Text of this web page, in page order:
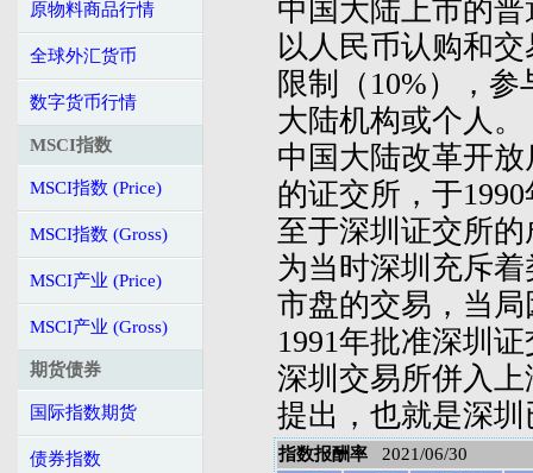
原物料商品行情
全球外汇货币
数字货币行情
MSCI指数
MSCI指数 (Price)
MSCI指数 (Gross)
MSCI产业 (Price)
MSCI产业 (Gross)
期货债券
国际指数期货
债券指数
中国大陆上市的
以人民币认购和
限制（10%），
大陆机构或个人
中国大陆改革开
的证交所，于
至于深圳证交所
为当时深圳充斥
市盘的交易，当
1991年批准深圳
深圳交易所併入
提出，也就是深
指数报酬率 2021/06/30